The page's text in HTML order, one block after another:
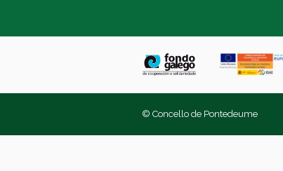
© Concello de Pontedeume